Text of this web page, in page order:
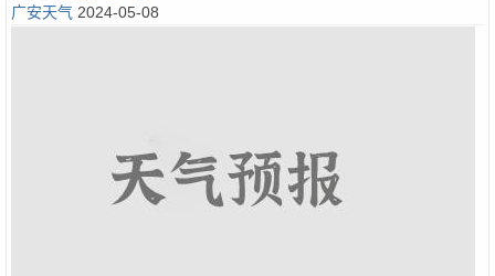
广安天气 2024-05-08